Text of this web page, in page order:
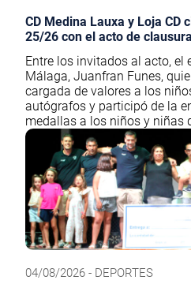
CD Medina Lauxa y Loja CD
25/26 con el acto de clausura
Entre los invitados al acto, el
Málaga, Juanfran Funes,
cargada de valores a los
autógrafos y participó de la
medallas a los niños y niñas
04/08/2026 - DEPORTES